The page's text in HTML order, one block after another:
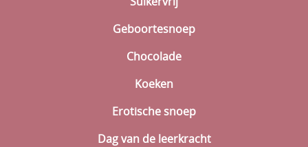
Geboortesnoep
Chocolade
Koeken
Erotische snoep
Dag van de leerkracht